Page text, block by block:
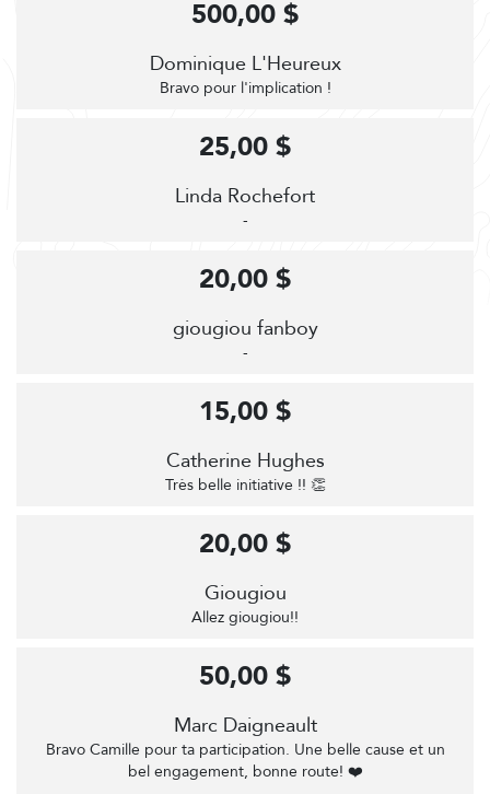
Dominique L'Heureux
Bravo pour l'implication !
500,00 $
Linda Rochefort
-
25,00 $
giougiou fanboy
-
20,00 $
Catherine Hughes
Très belle initiative !! 👏
15,00 $
Giougiou
Allez giougiou!!
20,00 $
Marc Daigneault
Bravo Camille pour ta participation. Une belle cause et un
bel engagement, bonne route! ❤️
50,00 $